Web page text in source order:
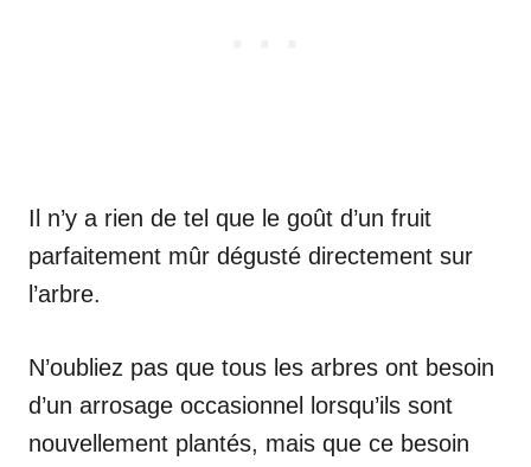
Il n’y a rien de tel que le goût d’un fruit
parfaitement mûr dégusté directement sur
l’arbre.
N’oubliez pas que tous les arbres ont besoin
d’un arrosage occasionnel lorsqu’ils sont
nouvellement plantés, mais que ce besoin